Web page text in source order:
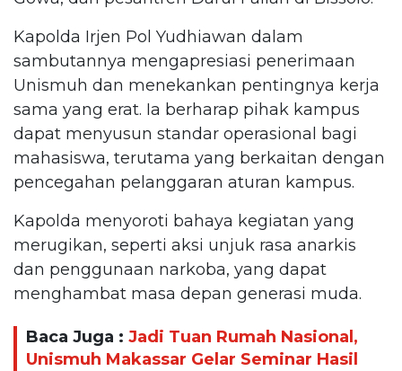
Kapolda Irjen Pol Yudhiawan dalam
sambutannya mengapresiasi penerimaan
Unismuh dan menekankan pentingnya kerja
sama yang erat. Ia berharap pihak kampus
dapat menyusun standar operasional bagi
mahasiswa, terutama yang berkaitan dengan
pencegahan pelanggaran aturan kampus.
Kapolda menyoroti bahaya kegiatan yang
merugikan, seperti aksi unjuk rasa anarkis
dan penggunaan narkoba, yang dapat
menghambat masa depan generasi muda.
Baca Juga : Jadi Tuan Rumah Nasional,
Unismuh Makassar Gelar Seminar Hasil